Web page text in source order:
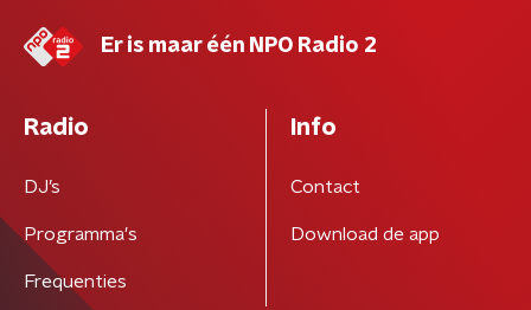
Er is maar één NPO Radio 2
Radio
DJ’s
Programma's
Frequenties
Info
Contact
Download de app